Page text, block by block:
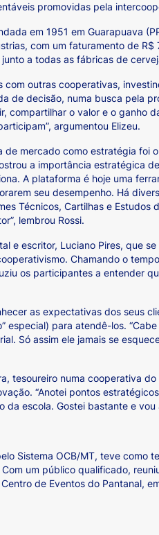
promovidas pela
em 1951 em Guarapuava
com um faturamento de
a todas as fábricas de
outras cooperativas,
de decisão, numa busca pela
compartilhar o valor e o ganho
argumentou Elizeu.
mercado como estratégia foi
a importância estratégica
A plataforma é hoje uma
seu desempenho. Há
Técnicos, Cartilhas e
lembrou Rossi.
e escritor, Luciano Pires, que
Chamando o
os participantes a entender
as expectativas dos seus
especial) para atendê-los.
Só assim ele jamais se
tesoureiro numa cooperativa
“Anotei pontos
escola. Gostei bastante e vou
Sistema OCB/MT, teve como
um público qualificado,
de Eventos do Pantanal,